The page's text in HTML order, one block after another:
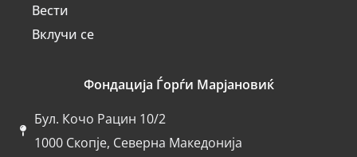
Вести
Вклучи се
Фондација Ѓорѓи Марјановиќ
Бул. Кочо Рацин 10/2
1000 Скопје, Северна Македонија